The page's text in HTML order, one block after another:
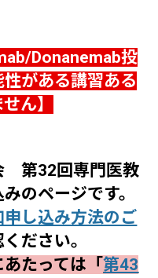
Donanemab投
がある講習ある
ん】
第32回専門医教
のページです。
申し込み方法のご
ださい。
たっては「第43